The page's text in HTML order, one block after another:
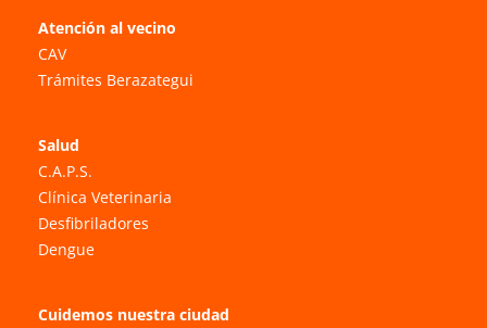
Atención al vecino
CAV
Trámites Berazategui
Salud
C.A.P.S.
Clínica Veterinaria
Desfibriladores
Dengue
Cuidemos nuestra ciudad